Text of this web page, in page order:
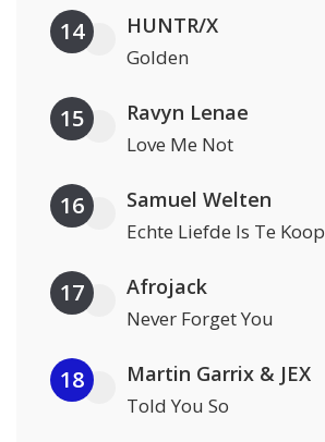
14 HUNTR/X
Golden
15 Ravyn Lenae
Love Me Not
16 Samuel Welten
Echte Liefde Is Te Koop
17 Afrojack
Never Forget You
18 Martin Garrix & JEX
Told You So